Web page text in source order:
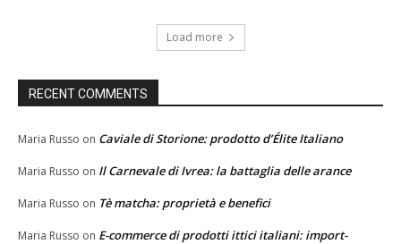
Load more
RECENT COMMENTS
Maria Russo on Caviale di Storione: prodotto d’Élite Italiano
Maria Russo on Il Carnevale di Ivrea: la battaglia delle arance
Maria Russo on Tè matcha: proprietà e benefici
Maria Russo on E-commerce di prodotti ittici italiani: import-